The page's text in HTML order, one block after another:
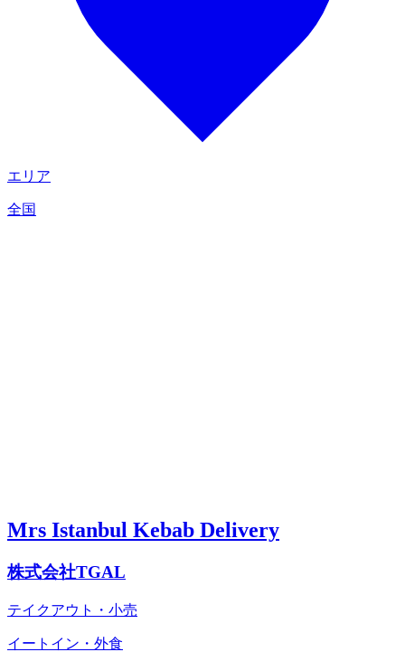
エリア
全国
Mrs Istanbul Kebab Delivery
株式会社TGAL
テイクアウト・小売
イートイン・外食